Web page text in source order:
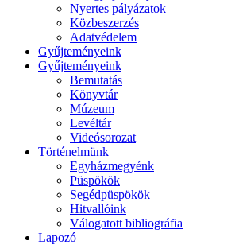
Nyertes pályázatok
Közbeszerzés
Adatvédelem
Gyűjteményeink
Gyűjteményeink
Bemutatás
Könyvtár
Múzeum
Levéltár
Videósorozat
Történelmünk
Egyházmegyénk
Püspökök
Segédpüspökök
Hitvallóink
Válogatott bibliográfia
Lapozó